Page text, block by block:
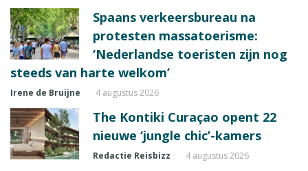
Spaans verkeersbureau na
protesten massatoerisme:
‘Nederlandse toeristen zijn nog
steeds van harte welkom’
Irene de Bruijne 4 augustus 2026
The Kontiki Curaçao opent 22
nieuwe ‘jungle chic’-kamers
Redactie Reisbizz 4 augustus 2026